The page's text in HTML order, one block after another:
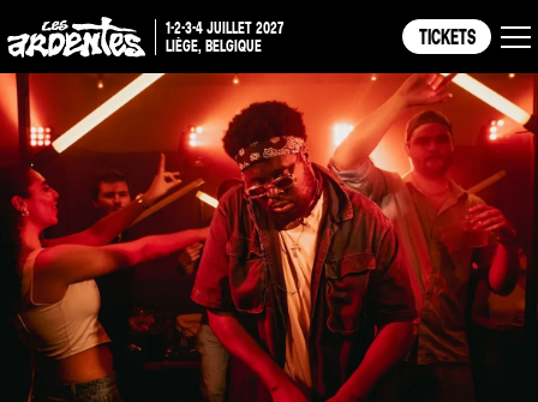
1-2-3-4 JUILLET 2027
LIÈGE, BELGIQUE
TICKETS